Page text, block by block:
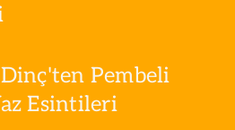
Pembeli
Esintileri